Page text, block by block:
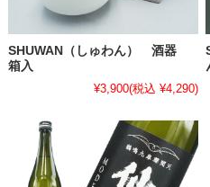
SHUWAN（しゅわん） 酒器
箱入
¥3,900(税込 ¥4,290)